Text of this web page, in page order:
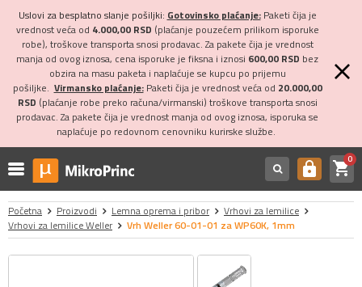
Uslovi za besplatno slanje pošiljki: Gotovinsko plaćanje:Paketi čija je
vrednost veća od 4.000,00 RSD (plaćanje pouzećem prilikom isporuke
robe), troškove transporta snosi prodavac. Za pakete čija je vrednost
manja od ovog iznosa, cena isporuke je fiksna i iznosi 600,00 RSD bez
obzira na masu paketa i naplaćuje se kupcu po prijemu
pošiljke. Virmansko plaćanje:Paketi čija je vrednost veća od 20.000,00
RSD (plaćanje robe preko računa/virmanski) troškove transporta snosi
prodavac. Za pakete čija je vrednost manja od ovog iznosa, isporuka se
naplaćuje po redovnom cenovniku kurirske službe.
https shopping_cart0
Početna Proizvodi Lemna oprema i pribor
Vrhovi za lemilice
Vrhovi za lemilice Weller
Vrh Weller 60-01-01 za WP60K, 1mm